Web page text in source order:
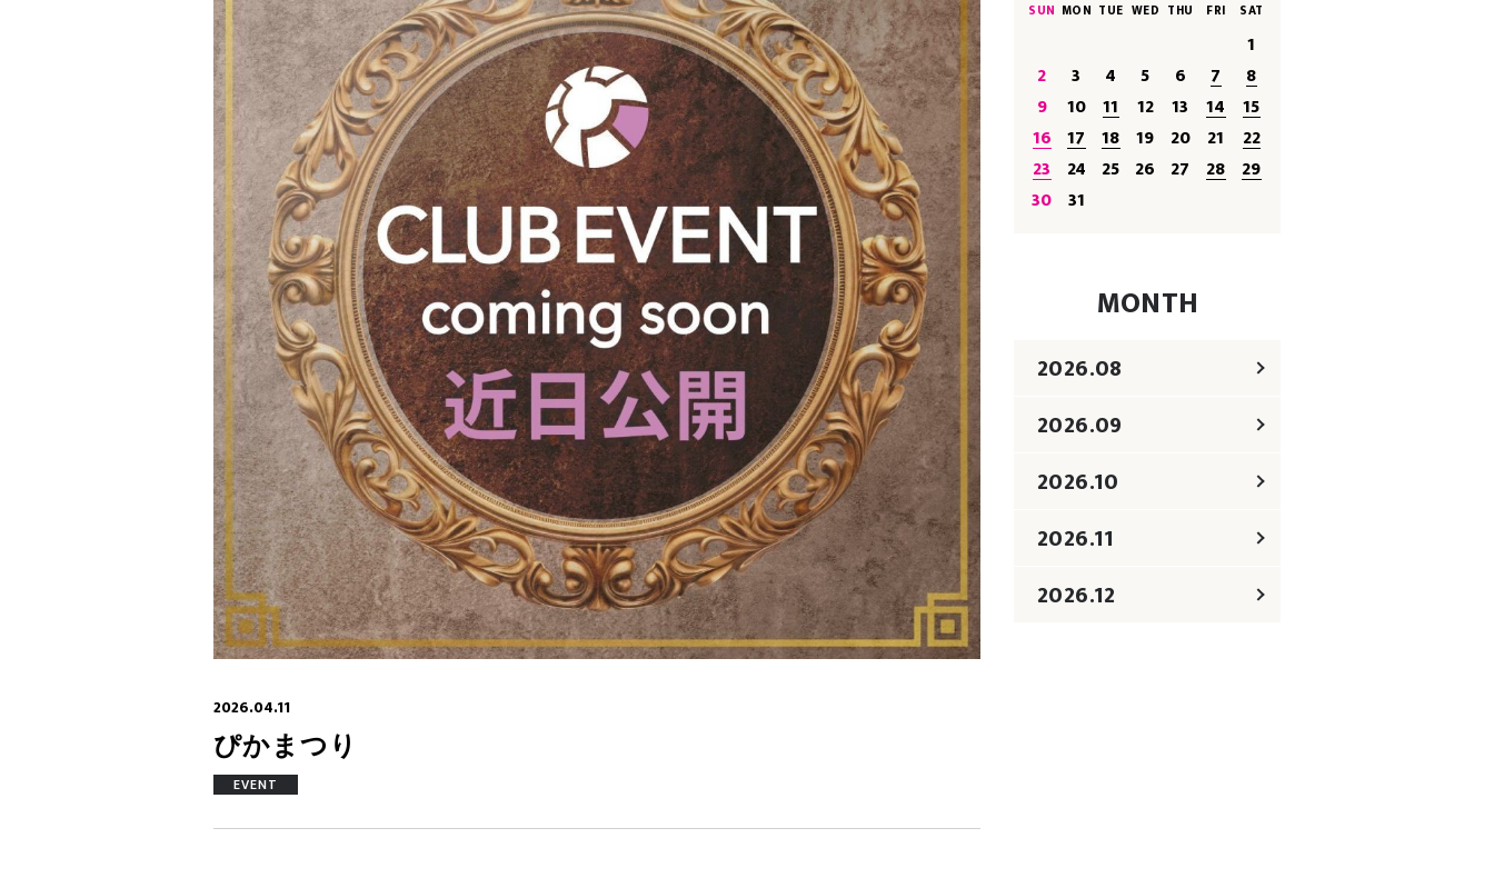
2026.04.11
ぴかまつり
EVENT
SUN MON TUE WED THU FRI SAT
1
2
3 4 5 6 7
8
9
10 11 12 13 14
15
16 17 18 19 20 21
22
23
24 25 26 27 28 29
30 31
MONTH
2026.08
2026.09
2026.10
2026.11
2026.12